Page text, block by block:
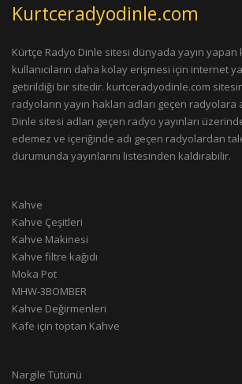
Kurtceradyodinle.com
Kürtçe Radyo Dinle sitesi dünyada yayın yapan
kullanıcıların daha kolay erişmesi için internet
getirildiği bir sitedir. kurtceradyodinle.com
radyoların yayın hakları adları geçen radyolara
Dinle sitesi adları geçen radyo yayınları
edemez ve içeriğinde adı geçen radyolardan
durumunda yayınlarını listesinden kaldırabilir.
Kahve
Kahve Çeşitleri
Kahve Makinesi
Kahve filtre kağıdı
Moka Pot
MHW-3BOMBER
Kahve Değirmenleri
Kafe için toptan Kahve
Nargile Tütünü